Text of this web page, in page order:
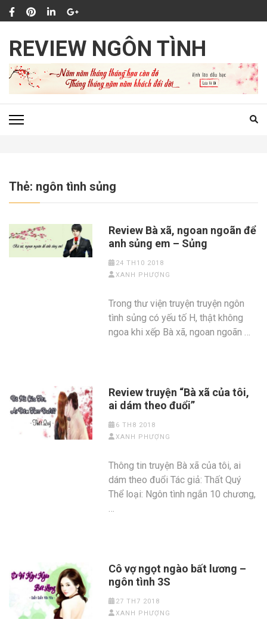
qua
nội
dung
(ấn
Enter)
REVIEW NGÔN TÌNH
Thẻ: ngôn tình sủng
Review Bà xã, ngoan ngoãn để
anh sủng em – Sủng
24 TH10 2018
XANH PHƯỢNG
Trong thư viện truyện truyện ngôn
tình sủng có yếu tố H, thật không
ngoa khi xếp Bà xã, ngoan ngoãn …
Review truyện “Bà xã của tôi,
ai dám theo đuổi”
6 TH8 2018
XANH PHƯỢNG
Thông tin truyện Bà xã của tôi, ai
dám theo đuổi Tác giả: Thất Quý
Thể loại: Ngôn tình ngắn 10 chương,
Cô vợ ngọt ngào bất lương –
ngôn tình 3S
27 TH7 2018
XANH PHƯỢNG